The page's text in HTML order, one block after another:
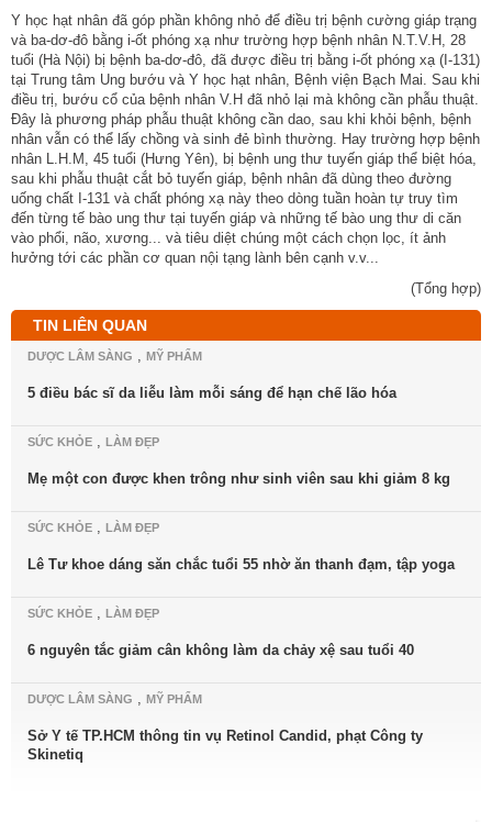
Y học hạt nhân đã góp phần không nhỏ để điều trị bệnh cường giáp trạng
và ba-dơ-đô bằng i-ốt phóng xạ như trường hợp bệnh nhân N.T.V.H, 28
tuổi (Hà Nội) bị bệnh ba-dơ-đô, đã được điều trị bằng i-ốt phóng xạ (I-131)
tại Trung tâm Ung bướu và Y học hạt nhân, Bệnh viện Bạch Mai. Sau khi
điều trị, bướu cổ của bệnh nhân V.H đã nhỏ lại mà không cần phẫu thuật.
Ðây là phương pháp phẫu thuật không cần dao, sau khi khỏi bệnh, bệnh
nhân vẫn có thể lấy chồng và sinh đẻ bình thường. Hay trường hợp bệnh
nhân L.H.M, 45 tuổi (Hưng Yên), bị bệnh ung thư tuyến giáp thể biệt hóa,
sau khi phẫu thuật cắt bỏ tuyến giáp, bệnh nhân đã dùng theo đường
uống chất I-131 và chất phóng xạ này theo dòng tuần hoàn tự truy tìm
đến từng tế bào ung thư tại tuyến giáp và những tế bào ung thư di căn
vào phổi, não, xương... và tiêu diệt chúng một cách chọn lọc, ít ảnh
hưởng tới các phần cơ quan nội tạng lành bên cạnh v.v...
(Tổng hợp)
TIN LIÊN QUAN
DƯỢC LÂM SÀNG , MỸ PHẨM
5 điều bác sĩ da liễu làm mỗi sáng để hạn chế lão hóa
SỨC KHỎE , LÀM ĐẸP
Mẹ một con được khen trông như sinh viên sau khi giảm 8 kg
SỨC KHỎE , LÀM ĐẸP
Lê Tư khoe dáng săn chắc tuổi 55 nhờ ăn thanh đạm, tập yoga
SỨC KHỎE , LÀM ĐẸP
6 nguyên tắc giảm cân không làm da chảy xệ sau tuổi 40
DƯỢC LÂM SÀNG , MỸ PHẨM
Sở Y tế TP.HCM thông tin vụ Retinol Candid, phạt Công ty
Skinetiq